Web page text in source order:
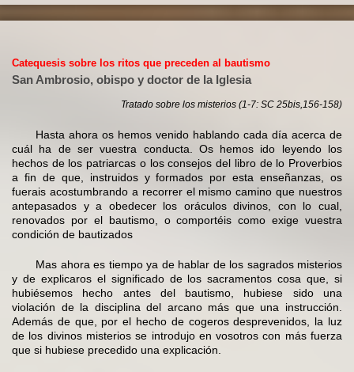
Catequesis sobre los ritos que preceden al bautismo
San Ambrosio, obispo y doctor de la Iglesia
Tratado sobre los misterios (1-7: SC 25bis,156-158)
Hasta ahora os hemos venido hablando cada día acerca de
cuál ha de ser vuestra conducta. Os hemos ido leyendo los
hechos de los patriarcas o los consejos del libro de lo Proverbios
a fin de que, instruidos y formados por esta enseñanzas, os
fuerais acostumbrando a recorrer el mismo camino que nuestros
antepasados y a obedecer los oráculos divinos, con lo cual,
renovados por el bautismo, o comportéis como exige vuestra
condición de bautizados
Mas ahora es tiempo ya de hablar de los sagrados misterios
y de explicaros el significado de los sacramentos cosa que, si
hubiésemos hecho antes del bautismo, hubiese sido una
violación de la disciplina del arcano más que una instrucción.
Además de que, por el hecho de cogeros desprevenidos, la luz
de los divinos misterios se introdujo en vosotros con más fuerza
que si hubiese precedido una explicación.